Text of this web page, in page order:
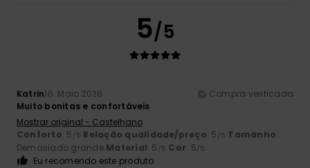
5/5
Katrin16. Maio 2026
Compra verificada
Muito bonitas e confortáveis
Mostrar original - Castelhano
Conforto: 5 /5 Relação qualidade/preço: 5 /5 Tamanho:
Demasiado grande Material: 5 /5 Cor: 5/5
Eu recomendo este produto